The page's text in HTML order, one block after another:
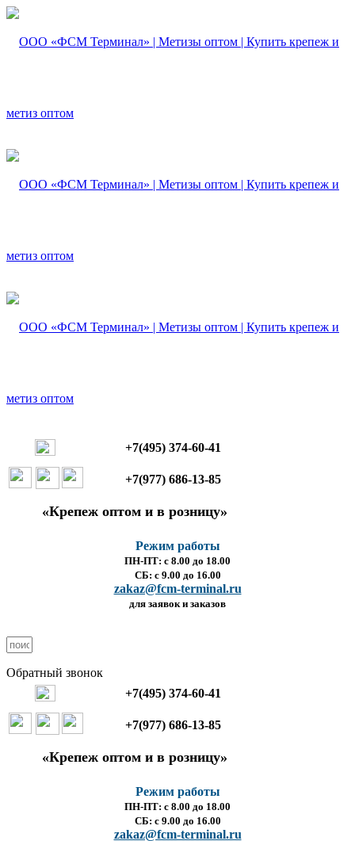
+7(495) 374-60-41
+7(977) 686-13-85
«Крепеж оптом и в розницу»
Режим работы
ПН-ПТ: с 8.00 до 18.00
СБ: с 9.00 до 16.00
zakaz@fcm-terminal.ru
для заявок и заказов
Обратный звонок
+7(495) 374-60-41
+7(977) 686-13-85
«Крепеж оптом и в розницу»
Режим работы
ПН-ПТ: с 8.00 до 18.00
СБ: с 9.00 до 16.00
zakaz@fcm-terminal.ru